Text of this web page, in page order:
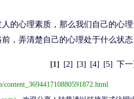
的心理素质，那么我们自己的心
，弄清楚自己的心理处于什么状态
[1] [2] [3] [4] [5] 下